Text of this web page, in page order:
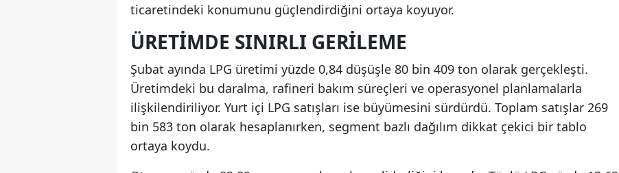
ticaretindeki konumunu güçlendirdiğini ortaya koyuyor.
ÜRETIMDE SINIRLI GERILEME
Şubat ayında LPG üretimi yüzde 0,84 düşüşle 80 bin 409 ton olarak gerçekleşti.
Üretimdeki bu daralma, rafineri bakım süreçleri ve operasyonel planlamalarla
ilişkilendiriliyor. Yurt içi LPG satışları ise büyümesini sürdürdü. Toplam satışlar 269
bin 583 ton olarak hesaplanırken, segment bazlı dağılım dikkat çekici bir tablo
ortaya koydu.